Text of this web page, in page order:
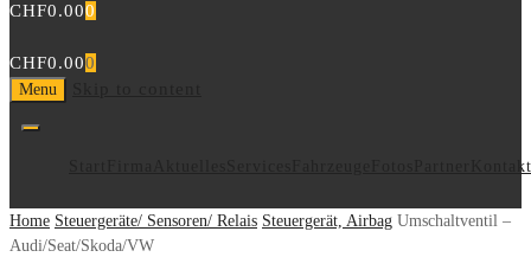
CHF0.000
CHF0.000
Menu
Kontakt
Home Steuergeräte/ Sensoren/ Relais Steuergerät, Airbag Umschaltventil –
Audi/Seat/Skoda/VW